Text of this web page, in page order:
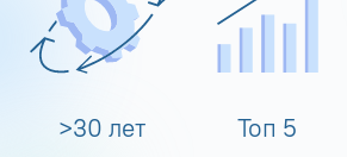
>30 лет Топ 5